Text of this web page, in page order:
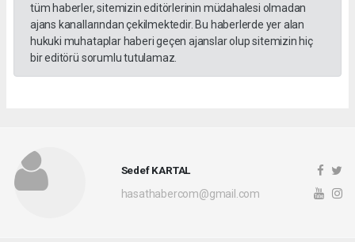
tüm haberler, sitemizin editörlerinin müdahalesi olmadan
ajans kanallarından çekilmektedir. Bu haberlerde yer alan
hukuki muhataplar haberi geçen ajanslar olup sitemizin hiç
bir editörü sorumlu tutulamaz.
Sedef KARTAL
hasathabercom@gmail.com